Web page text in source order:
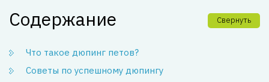
Содержание Свернуть
Что такое дюпинг петов?
Советы по успешному дюпингу